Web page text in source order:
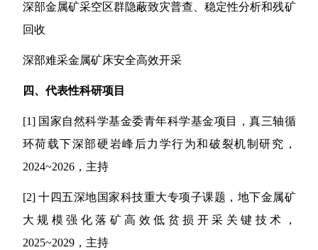
深部金属矿采空区群隐蔽致灾普查、稳定性分析和残矿
回收
深部难采金属矿床安全高效开采
四、代表性科研项目
[1] 国家自然科学基金委青年科学基金项目，真三轴循
环荷载下深部硬岩峰后力学行为和破裂机制研究，
2024~2026，主持
[2] 十四五深地国家科技重大专项子课题，地下金属矿
大规模强化落矿高效低贫损开采关键技术，
2025~2029，主持